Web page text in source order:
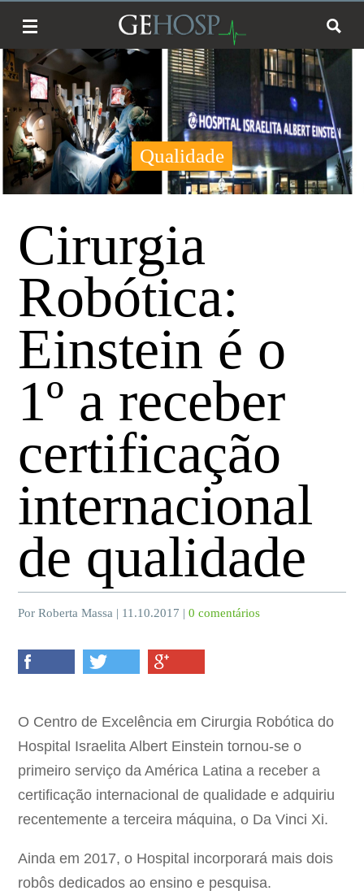
Qualidade
Cirurgia
Robótica:
Einstein é o
1º a receber
certificação
internacional
de qualidade
Por Roberta Massa | 11.10.2017 |0 comentários
O Centro de Excelência em Cirurgia Robótica do
Hospital Israelita Albert Einstein tornou-se o
primeiro serviço da América Latina a receber a
certificação internacional de qualidade e adquiriu
recentemente a terceira máquina, o Da Vinci Xi.
Ainda em 2017, o Hospital incorporará mais dois
robôs dedicados ao ensino e pesquisa.